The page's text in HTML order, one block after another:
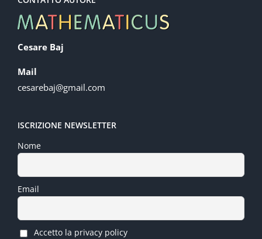
Cesare Baj
Mail
cesarebaj@gmail.com
ISCRIZIONE NEWSLETTER
Nome
Email
Accetto la privacy policy